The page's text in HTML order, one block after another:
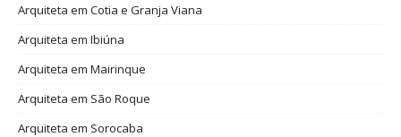
Arquiteta em Cotia e Granja Viana
Arquiteta em Ibiúna
Arquiteta em Mairinque
Arquiteta em São Roque
Arquiteta em Sorocaba